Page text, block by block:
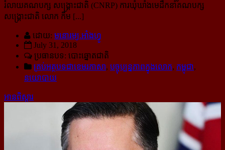
រំលាយគណបក្ស សង្គ្រោះជាតិ (CNRP) ការឃុំឃាំងមេដឹកនាំគណបក្ស
សង្គ្រោះជាតិ លោក កឹម [...]
ដោយ: មនោរម្យ.អាំងហ្វូ
July 31, 2018
ប្រធានបទ: បោះឆ្នោត​ជាតិ
គ្រប់អត្ថបទជាខេមរភាសា, បច្ចុប្បន្នភាពក្នុងលោក, កម្ពុជា,
នយោបាយ
អានពិស្ដារ